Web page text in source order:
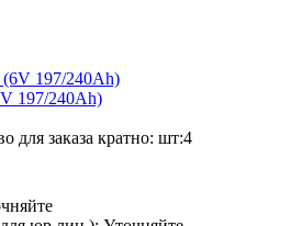
197/240Ah)
для заказа кратно: шт:4